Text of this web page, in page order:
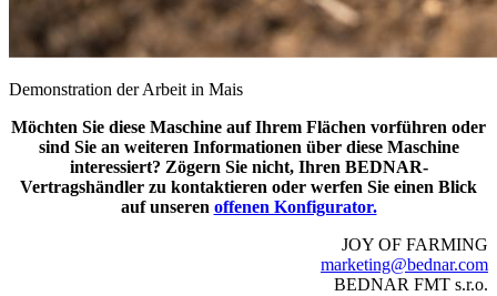
Demonstration der Arbeit in Mais
Möchten Sie diese Maschine auf Ihrem Flächen vorführen oder
sind Sie an weiteren Informationen über diese Maschine
interessiert? Zögern Sie nicht, Ihren BEDNAR-
Vertragshändler zu kontaktieren oder werfen Sie einen Blick
auf unseren offenen Konfigurator.
JOY OF FARMING
marketing@bednar.com
BEDNAR FMT s.r.o.